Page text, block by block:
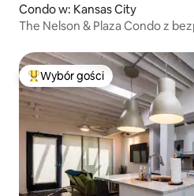
Condo w: Kansas City
The Nelson & Plaza Condo z
Najpopularniejsze z kategorii
Wybór gości